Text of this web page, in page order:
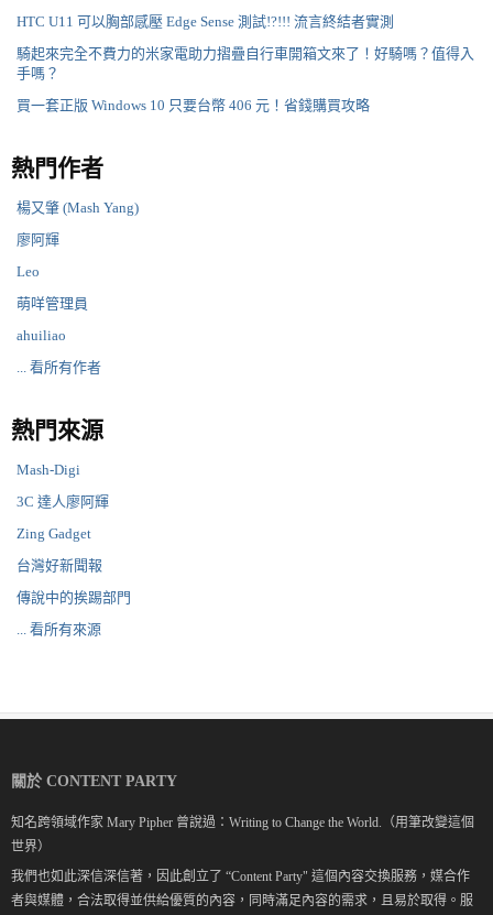
HTC U11 可以胸部感壓 Edge Sense 測試!?!!! 流言終結者實測
騎起來完全不費力的米家電助力摺疊自行車開箱文來了！好騎嗎？值得入
手嗎？
買一套正版 Windows 10 只要台幣 406 元！省錢購買攻略
熱門作者
楊又肇 (Mash Yang)
廖阿輝
Leo
萌咩管理員
ahuiliao
... 看所有作者
熱門來源
Mash-Digi
3C 達人廖阿輝
Zing Gadget
台灣好新聞報
傳說中的挨踢部門
... 看所有來源
關於 CONTENT PARTY
知名跨領域作家 Mary Pipher 曾說過：Writing to Change the World.（用筆改變這個
世界）
我們也如此深信深信著，因此創立了 “Content Party" 這個內容交換服務，媒合作
者與媒體，合法取得並供給優質的內容，同時滿足內容的需求，且易於取得。服